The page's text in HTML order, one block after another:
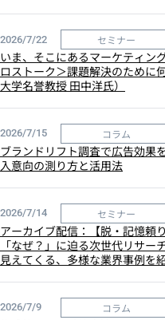
2026/7/22 セミナー
いま、そこにあるマーケティ
ロストーク＞課題解決のために
大学名誉教授 田中洋氏）
2026/7/15 コラム
ブランドリフト調査で広告効果
入意向の測り方と活用法
2026/7/14 セミナー
アーカイブ配信：【脱・記憶頼
「なぜ？」に迫る次世代リサー
見えてくる、多様な業界事例を
2026/7/9 コラム